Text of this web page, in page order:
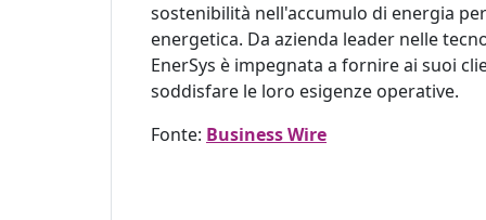
sostenibilità nell'accumulo di energia
energetica. Da azienda leader nelle
EnerSys è impegnata a fornire ai suoi
soddisfare le loro esigenze operative.
Fonte: Business Wire